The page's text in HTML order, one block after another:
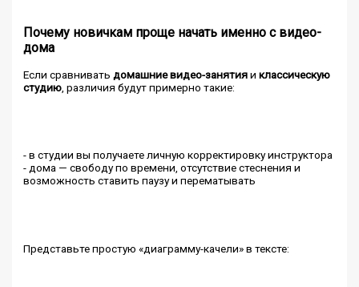
Почему новичкам проще начать именно с видео-
дома
Если сравниватьдомашние видео-занятияиклассическую
студию , различия будут примерно такие:
- в студии вы получаете личную корректировку инструктора
- дома — свободу по времени, отсутствие стеснения и
возможность ставить паузу и перематывать
Представьте простую «диаграмму-качели» в тексте: